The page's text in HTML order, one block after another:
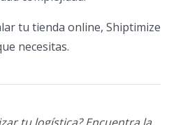
tu tienda online, Shiptimize
necesitas.